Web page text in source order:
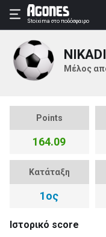
Stoixima στο ποδόσφαιρο
Μέλος
Points
164.09
Κατάταξη
1ος
Ιστορικό score